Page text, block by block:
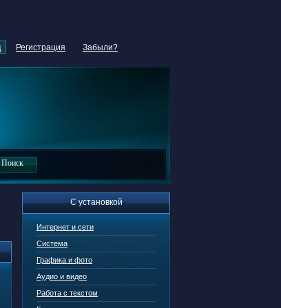
Регистрация Забыли?
С установкой
Интернет и сети
Система
Графика и фото
Аудио и видео
Работа с текстом